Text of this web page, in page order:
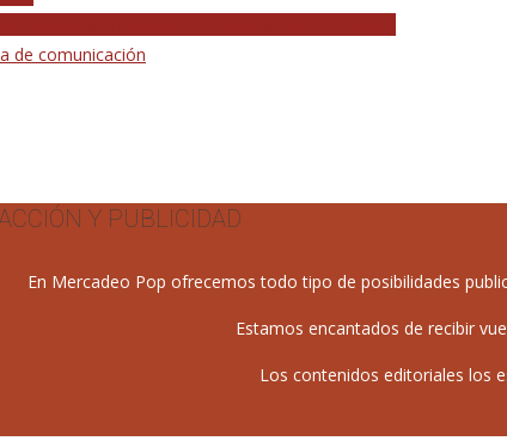
Y PUBLICIDAD
En Mercadeo Pop ofrecemos todo tipo de posibilidades
Estamos encantados de recibir
Los contenidos editoriales los